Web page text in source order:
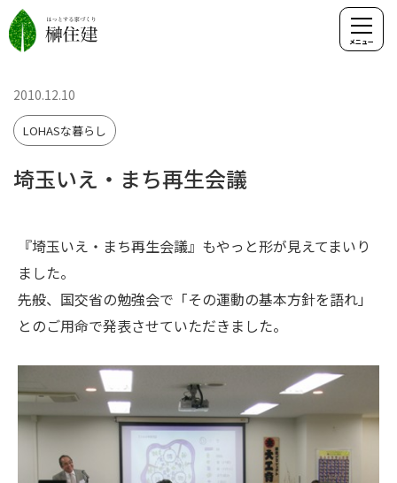
埼玉いえ・まち再生会議
2010.12.10
LOHASな暮らし
『埼玉いえ・まち再生会議』もやっと形が見えてまいり
ました。
先般、国交省の勉強会で「その運動の基本方針を語れ」
とのご用命で発表させていただきました。